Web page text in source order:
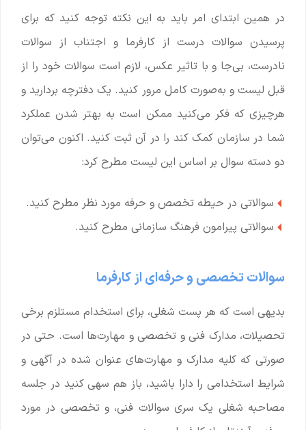
در همین ابتدای امر باید به این نکته توجه کنید که برای
پرسیدن سوالات درست از کارفرما و اجتناب از سوالات
نادرست، بی‌جا و با تاثیر عکس، لازم است سوالات خود را از
قبل لیست و به‌صورت کامل مرور کنید. یک دفترچه بردارید و
هرچیزی که فکر می‌کنید ممکن است به بهتر شدن عملکرد
شما در سازمان کمک کند را در آن ثبت کنید. اکنون می‌توان
دو دسته سوال بر اساس این لیست مطرح کرد:
سوالاتی در حیطه تخصص و حرفه مورد نظر مطرح کنید.
سوالاتی پیرامون فرهنگ سازمانی مطرح کنید.
سوالات تخصصی و حرفه‌ای از کارفرما
بدیهی است که هر پست شغلی، برای استخدام مستلزم برخی
تحصیلات، مدارک فنی و تخصصی و مهارت‌ها است. حتی در
صورتی‌ که کلیه مدارک و مهارت‌های عنوان شده در آگهی و
شرایط استخدامی را دارا باشید، باز هم سهی کنید در جلسه
مصاحبه شغلی یک سری سوالات فنی، و تخصصی در مورد